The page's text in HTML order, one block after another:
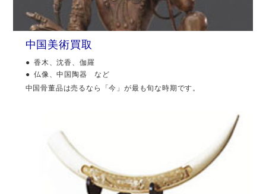
中国美術買取
香木、沈香、伽羅
仏像、中国陶器 など
中国骨董品は売るなら「今」が最も旬な時期です。